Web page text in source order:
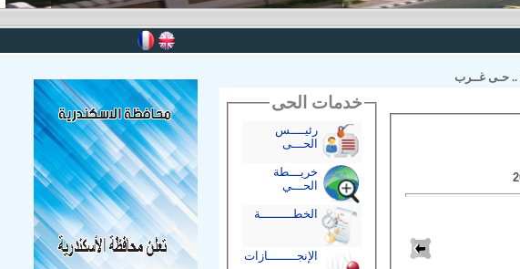
.. حـى غــرب
خدمات الحى
رئيــــس
الحـــى
خريـــطة
الحـــي
الخطـــــــــة
الإنجــــــــازات